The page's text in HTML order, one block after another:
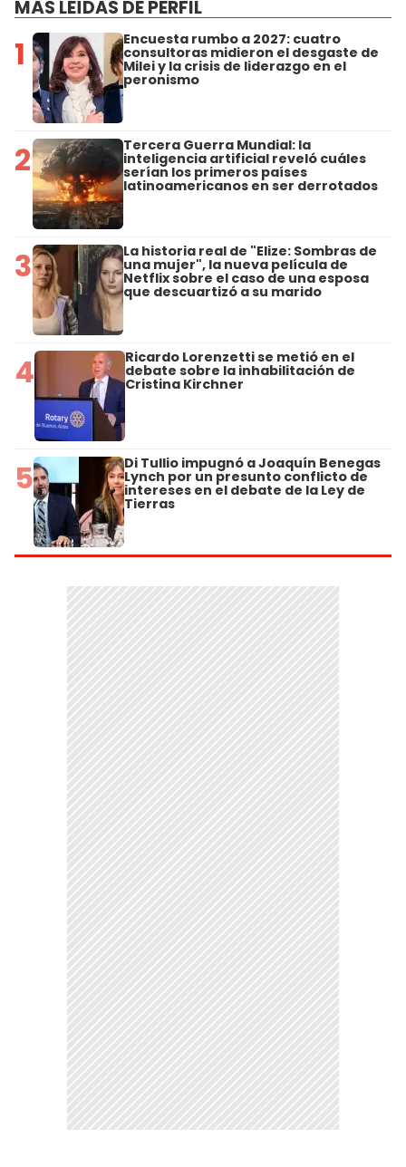
MÁS LEÍDAS DE PERFIL
1 Encuesta rumbo a 2027: cuatro
consultoras midieron el desgaste de
Milei y la crisis de liderazgo en el
peronismo
2 Tercera Guerra Mundial: la
inteligencia artificial reveló cuáles
serían los primeros países
latinoamericanos en ser derrotados
3 La historia real de "Elize: Sombras de
una mujer", la nueva película de
Netflix sobre el caso de una esposa
que descuartizó a su marido
4 Ricardo Lorenzetti se metió en el
debate sobre la inhabilitación de
Cristina Kirchner
5 Di Tullio impugnó a Joaquín Benegas
Lynch por un presunto conflicto de
intereses en el debate de la Ley de
Tierras